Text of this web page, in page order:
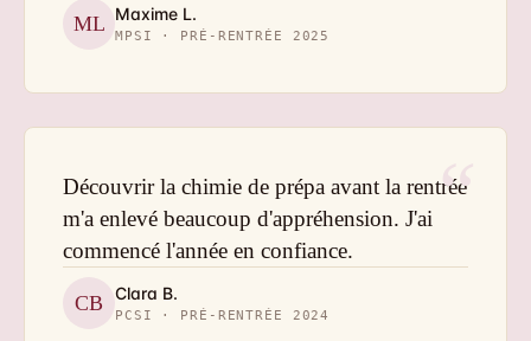
ML Maxime L.
MPSI · PRÉ-RENTRÉE 2025
“
Découvrir la chimie de prépa avant la rentrée
m'a enlevé beaucoup d'appréhension. J'ai
commencé l'année en confiance.
CB Clara B.
PCSI · PRÉ-RENTRÉE 2024